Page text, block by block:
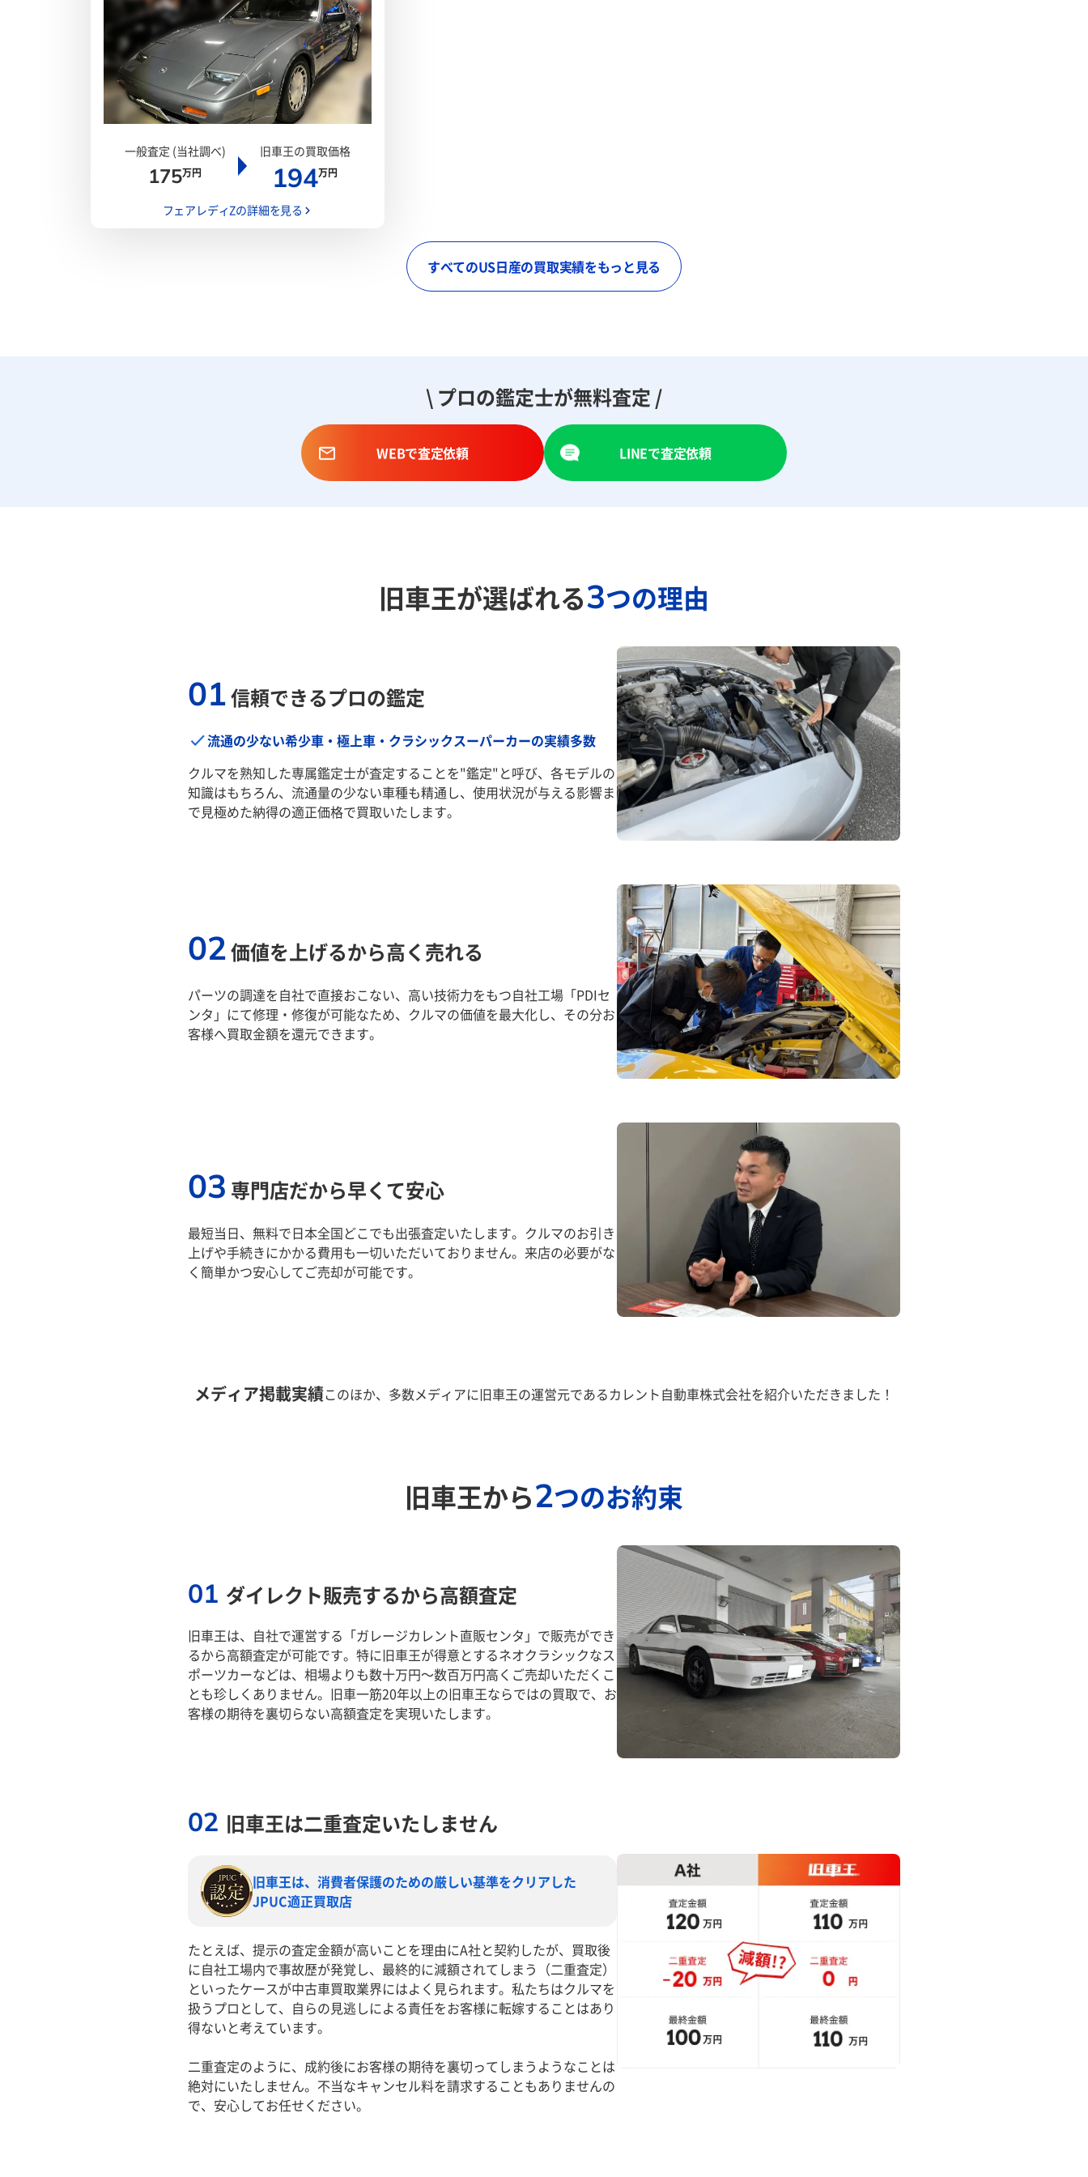
一般査定 (当社調べ)
175万円
旧車王の買取価格
194万円
フェアレディZの詳細を見る
すべてのUS日産の買取実績をもっと見る
\ プロの鑑定士が無料査定 /
WEBで査定依頼 LINEで査定依頼
旧車王が選ばれる3つの理由
01信頼できるプロの鑑定
流通の少ない希少車・極上車・クラシックスーパーカーの実績多数
クルマを熟知した専属鑑定士が査定することを"鑑定"と呼び、各モデルの
知識はもちろん、流通量の少ない車種も精通し、使用状況が与える影響ま
で見極めた納得の適正価格で買取いたします。
02価値を上げるから高く売れる
パーツの調達を自社で直接おこない、高い技術力をもつ自社工場「PDIセ
ンタ」にて修理・修復が可能なため、クルマの価値を最大化し、その分お
客様へ買取金額を還元できます。
03 専門店だから早くて安心
最短当日、無料で日本全国どこでも出張査定いたします。クルマのお引き
上げや手続きにかかる費用も一切いただいておりません。来店の必要がな
く簡単かつ安心してご売却が可能です。
メディア掲載実績このほか、多数メディアに旧車王の運営元であるカレント自動車株式会社を紹介いただきました！
旧車王から2つのお約束
01 ダイレクト販売するから高額査定
旧車王は、自社で運営する「ガレージカレント直販センタ」で販売ができ
るから高額査定が可能です。特に旧車王が得意とするネオクラシックなス
ポーツカーなどは、相場よりも数十万円～数百万円高くご売却いただくこ
とも珍しくありません。旧車一筋20年以上の旧車王ならではの買取で、お
客様の期待を裏切らない高額査定を実現いたします。
02 旧車王は二重査定いたしません
旧車王は、消費者保護のための厳しい基準をクリアした
JPUC適正買取店
たとえば、提示の査定金額が高いことを理由にA社と契約したが、買取後
に自社工場内で事故歴が発覚し、最終的に減額されてしまう（二重査定）
といったケースが中古車買取業界にはよく見られます。私たちはクルマを
扱うプロとして、自らの見逃しによる責任をお客様に転嫁することはあり
得ないと考えています。
二重査定のように、成約後にお客様の期待を裏切ってしまうようなことは
絶対にいたしません。不当なキャンセル料を請求することもありませんの
で、安心してお任せください。